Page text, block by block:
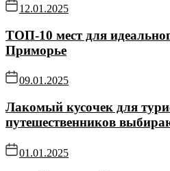
12.01.2025
ТОП-10 мест для
Приморье
09.01.2025
Лакомый кусочек для
путешественников
01.01.2025